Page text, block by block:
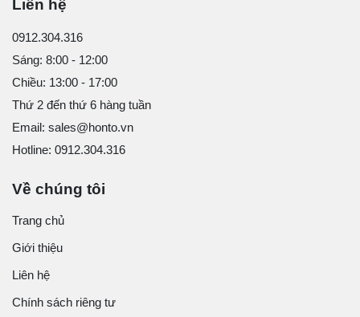
Liên hệ
0912.304.316
Sáng: 8:00 - 12:00
Chiều: 13:00 - 17:00
Thứ 2 đến thứ 6 hàng tuần
Email: sales@honto.vn
Hotline: 0912.304.316
Về chúng tôi
Trang chủ
Giới thiệu
Liên hệ
Chính sách riêng tư